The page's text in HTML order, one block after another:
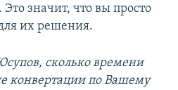
значит, что вы просто
их решения.
сколько времени
конвертации по Вашему